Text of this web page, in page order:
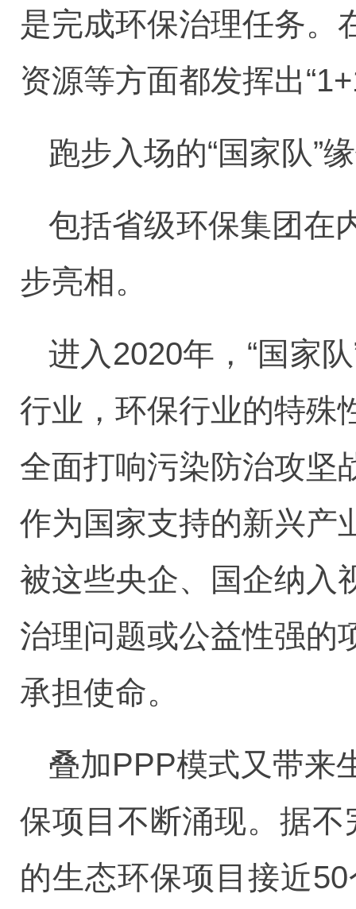
是完成环保治理任务。
资源等方面都发挥出
跑步入场的“国家队”
包括省级环保集团在
步亮相。
进入2020年，“国家
行业，环保行业的特殊
全面打响污染防治攻坚
作为国家支持的新兴产
被这些央企、国企纳入
治理问题或公益性强的
承担使命。
叠加PPP模式又带来
保项目不断涌现。据
的生态环保项目接近